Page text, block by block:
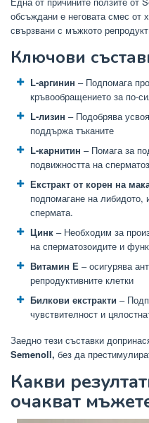
обсъждани е неговата смес от
свързвани с мъжкото
Ключови
L-аргинин – Подпомага
кръвообращението за по-
L-лизин – Подобрява
поддържа тъканите
L-карнитин – Помага за
подвижността на
Екстракт от корен на
подпомагане на
спермата.
Цинк – Необходим за
на сперматозоидите и
Витамин Е – осигурява
репродуктивните клетки
Билкови екстракти –
чувствителност и
Заедно тези съставки
Semenoll, без да
Какви
очакват